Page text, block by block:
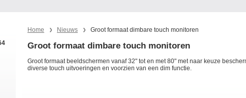
Home Nieuws Groot formaat dimbare touch monitoren
Groot formaat dimbare touch monitoren
Groot formaat beeldschermen vanaf 32" tot en met 80" met naar keuze
diverse touch uitvoeringen en voorzien van een dim functie.